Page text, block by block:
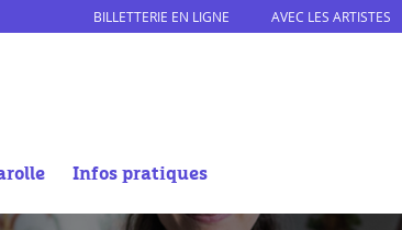
BILLETTERIE EN LIGNE AVEC LES ARTISTES
Infos pratiques